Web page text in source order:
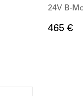
24V B-
465 €